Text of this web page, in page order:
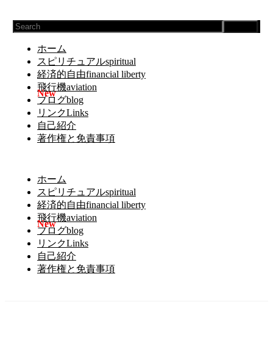
ホーム
スピリチュアルspiritual
経済的自由financial liberty
飛行機aviation
ブログblog
リンクLinks
自己紹介
著作権と免責事項
ホーム
スピリチュアルspiritual
経済的自由financial liberty
飛行機aviation
ブログblog
リンクLinks
自己紹介
著作権と免責事項